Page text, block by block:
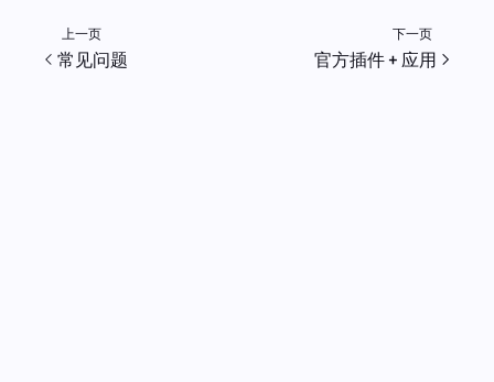
上一页
常见问题
下一页
官方插件 + 应用